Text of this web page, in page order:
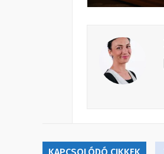
KAPCSOLÓDÓ CIKKEK